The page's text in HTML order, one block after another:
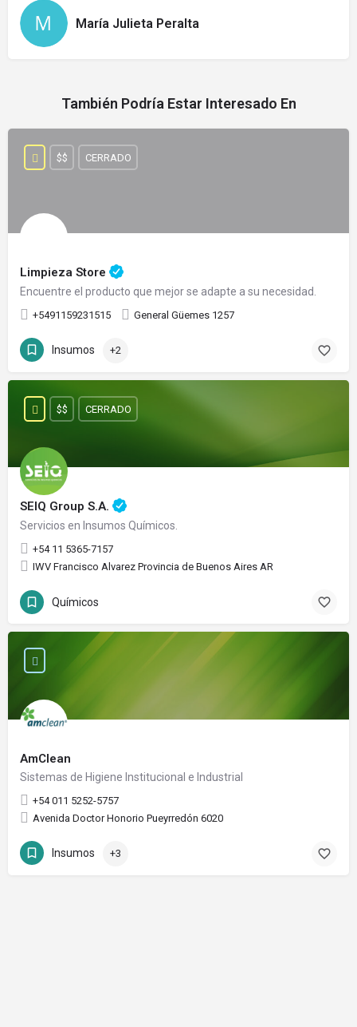
María Julieta Peralta
También Podría Estar Interesado En
Limpieza Store
Encuentre el producto que mejor se adapte a su necesidad.
+5491159231515 General Güemes 1257
$$ CERRADO
Insumos +2
SEIQ Group S.A.
Servicios en Insumos Químicos.
+54 11 5365-7157
IWV Francisco Alvarez Provincia de Buenos Aires AR
$$ CERRADO
Químicos
AmClean
Sistemas de Higiene Institucional e Industrial
+54 011 5252-5757
Avenida Doctor Honorio Pueyrredón 6020
Insumos +3